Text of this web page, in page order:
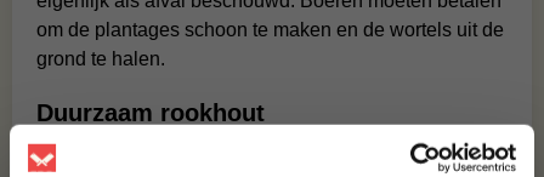
om de plantages schoon te maken en de wortels uit de
grond te halen.
Duurzaam rookhout
Tijdens dit gesprek ontstond het idee om van dit afval